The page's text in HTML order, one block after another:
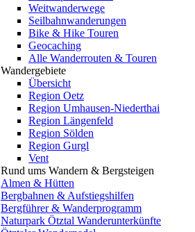
Weitwanderwege
Seilbahnwanderungen
Bike & Hike Touren
Geocaching
Alle Wanderrouten & Touren
Wandergebiete
Übersicht
Region Oetz
Region Umhausen-Niederthai
Region Längenfeld
Region Sölden
Region Gurgl
Vent
Rund ums Wandern & Bergsteigen
Almen & Hütten
Bergbahnen & Aufstiegshilfen
Bergführer & Wanderprogramm
Naturpark Ötztal Wanderunterkünfte